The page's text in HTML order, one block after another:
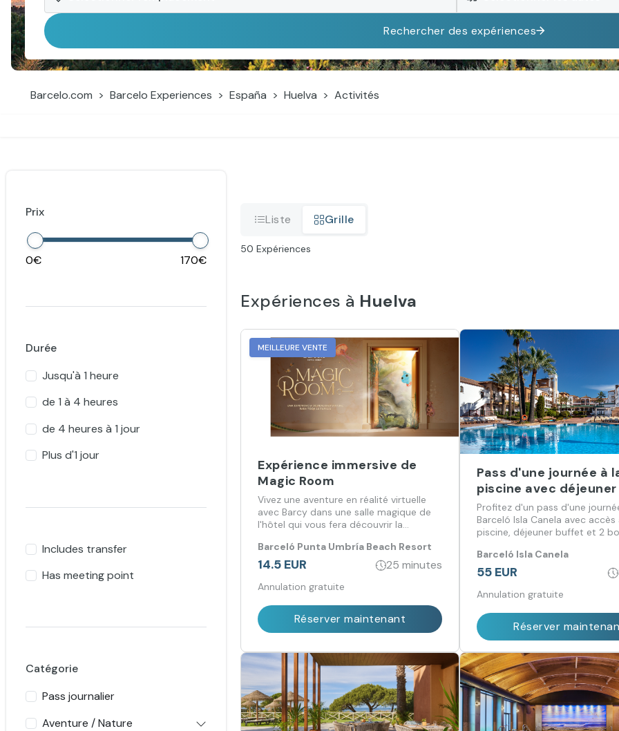
Rechercher des expériences
Barcelo.com Barcelo Experiences España Huelva Activités
Prix
0 170
Durée
Jusqu'à 1 heure
de 1 à 4 heures
de 4 heures à 1 jour
Plus d'1 jour
Includes transfer
Has meeting point
Catégorie
Pass journalier
Aventure / Nature
Liste Grille
50 Expériences
Expériences à Huelva
MEILLEURE VENTE
Expérience immersive de
Magic Room
Vivez une aventure en réalité virtuelle
avec Barcy dans une salle magique de
l'hôtel qui vous fera découvrir la
Barceló Punta Umbría Beach Resort
14.5 EUR 25 minutes
Annulation gratuite
Réserver maintenant
Pass d'une journée à
piscine avec
Profitez d'un pass d'une
Barceló Isla Canela avec accès
piscine, déjeuner buffet et 2
Barceló Isla Canela
55 EUR
Annulation gratuite
Réserver